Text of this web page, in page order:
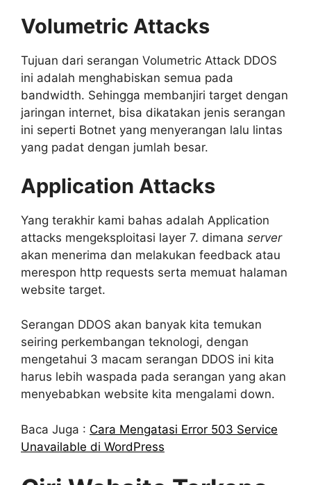
Volumetric Attacks
Tujuan dari serangan Volumetric Attack DDOS
ini adalah menghabiskan semua pada
bandwidth. Sehingga membanjiri target dengan
jaringan internet, bisa dikatakan jenis serangan
ini seperti Botnet yang menyerangan lalu lintas
yang padat dengan jumlah besar.
Application Attacks
Yang terakhir kami bahas adalah Application
attacks mengeksploitasi layer 7. dimana server
akan menerima dan melakukan feedback atau
merespon http requests serta memuat halaman
website target.
Serangan DDOS akan banyak kita temukan
seiring perkembangan teknologi, dengan
mengetahui 3 macam serangan DDOS ini kita
harus lebih waspada pada serangan yang akan
menyebabkan website kita mengalami down.
Baca Juga : Cara Mengatasi Error 503 Service
Unavailable di WordPress